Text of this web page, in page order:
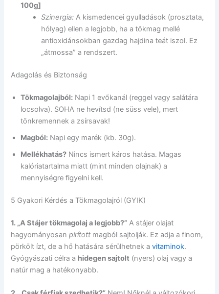
100g]
Szinergia: A kismedencei gyulladások (prosztata,
hólyag) ellen a legjobb, ha a tökmag mellé
antioxidánsokban gazdag hajdina teát iszol. Ez
„átmossa” a rendszert.
Adagolás és Biztonság
Tökmagolajból: Napi 1 evőkanál (reggel vagy salátára
locsolva). SOHA ne hevítsd (ne süss vele), mert
tönkremennek a zsírsavak!
Magból: Napi egy marék (kb. 30g).
Mellékhatás? Nincs ismert káros hatása. Magas
kalóriatartalma miatt (mint minden olajnak) a
mennyiségre figyelni kell.
5 Gyakori Kérdés a Tökmagolajról (GYIK)
1. „A Stájer tökmagolaj a legjobb?” A stájer olajat
hagyományosanpirított magból sajtolják. Ez adja a finom,
pörkölt ízt, de a hő hatására sérülhetnek avitaminok.
Gyógyászati célra a hidegen sajtolt (nyers) olaj vagy a
natúr mag a hatékonyabb.